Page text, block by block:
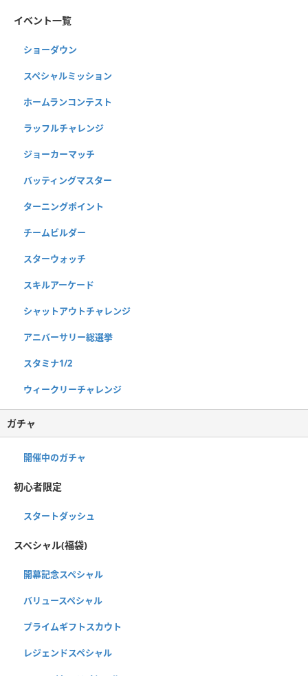
イベント一覧
ショーダウン
スペシャルミッション
ホームランコンテスト
ラッフルチャレンジ
ジョーカーマッチ
バッティングマスター
ターニングポイント
チームビルダー
スターウォッチ
スキルアーケード
シャットアウトチャレンジ
アニバーサリー総選挙
スタミナ1/2
ウィークリーチャレンジ
ガチャ
開催中のガチャ
初心者限定
スタートダッシュ
スペシャル(福袋)
開幕記念スペシャル
バリュースペシャル
プライムギフトスカウト
レジェンドスペシャル